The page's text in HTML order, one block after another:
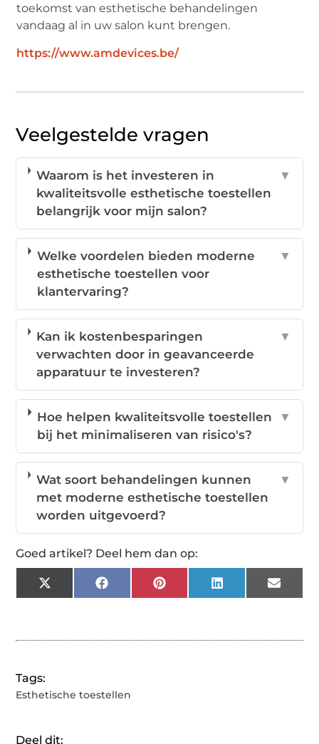
toekomst van esthetische behandelingen
vandaag al in uw salon kunt brengen.
https://www.amdevices.be/
Veelgestelde vragen
Waarom is het investeren in
kwaliteitsvolle esthetische toestellen
belangrijk voor mijn salon?
▼
Welke voordelen bieden moderne
esthetische toestellen voor
klantervaring?
▼
Kan ik kostenbesparingen
verwachten door in geavanceerde
apparatuur te investeren?
▼
Hoe helpen kwaliteitsvolle toestellen
bij het minimaliseren van risico's?
▼
Wat soort behandelingen kunnen
met moderne esthetische toestellen
worden uitgevoerd?
▼
Goed artikel? Deel hem dan op:
X
(Twitter)
FacebookPinterestLinkedInEmail
Tags:
Esthetische toestellen
Deel dit: